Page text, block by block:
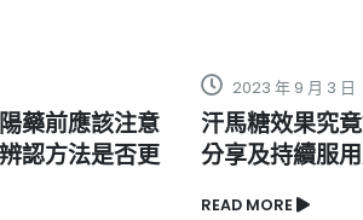
汗馬糖效果究竟如何？真實體驗
分享及持續服用建議